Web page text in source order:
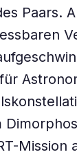
Paars.
Mission